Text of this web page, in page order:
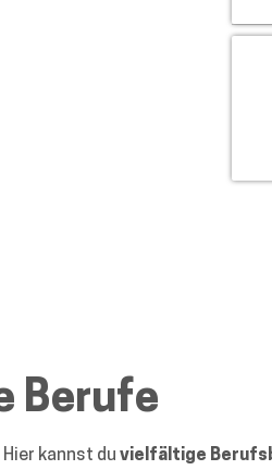
Berufe
kannst du vielfältige